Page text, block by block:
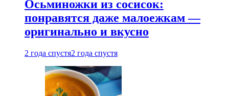
Осьминожки из сосисок:
понравятся даже малоежкам —
оригинально и вкусно
2 года спустя2 года спустя